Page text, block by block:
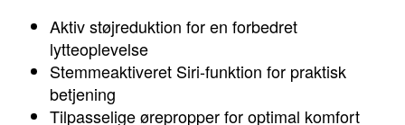
Aktiv støjreduktion for en forbedret
lytteoplevelse
Stemmeaktiveret Siri-funktion for praktisk
betjening
Tilpasselige ørepropper for optimal komfort